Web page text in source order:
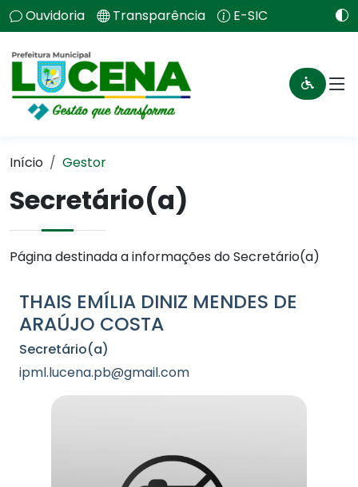
Ouvidoria Transparência E-SIC
Início Gestor
Secretário(a)
Página destinada a informações do Secretário(a)
THAIS EMÍLIA DINIZ MENDES DE
ARAÚJO COSTA
Secretário(a)
ipml.lucena.pb@gmail.com